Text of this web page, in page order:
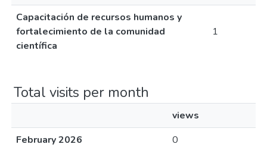
Capacitación de recursos humanos y
fortalecimiento de la comunidad
científica
1
Total visits per month
views
February 2026
0